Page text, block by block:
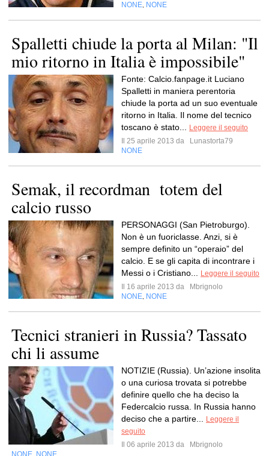
NONE NONE
Spalletti chiude la porta al Milan: "Il
mio ritorno in Italia è impossibile"
Fonte: Calcio.fanpage.it Luciano
Spalletti in maniera perentoria
chiude la porta ad un suo eventuale
ritorno in Italia. Il nome del tecnico
toscano è stato...
Leggere il seguito
Il 25 aprile 2013 da
Lunastorta79
NONE
Semak, il recordman totem del
calcio russo
PERSONAGGI (San Pietroburgo).
Non è un fuoriclasse. Anzi, si è
sempre definito un “operaio” del
calcio. E se gli capita di incontrare i
Messi o i Cristiano...
Leggere il seguito
Il 16 aprile 2013 da
Mbrignolo
NONE NONE
Tecnici stranieri in Russia? Tassato
chi li assume
NOTIZIE (Russia). Un’azione insolita
o una curiosa trovata si potrebbe
definire quello che ha deciso la
Federcalcio russa. In Russia hanno
deciso che a partire...
Leggere il
seguito
Il 06 aprile 2013 da
Mbrignolo
NONE NONE